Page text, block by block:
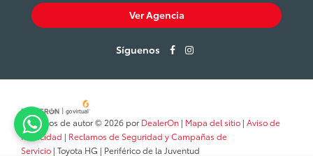
Ver Agencia
Síguenos
Derechos de autor © 2026 porDealerOn | Mapa del sitio | Aviso de
Privacidad | Reclamos de Seguridad y Campañas de
Servicio | Toyota HG | Periférico de la Juventud